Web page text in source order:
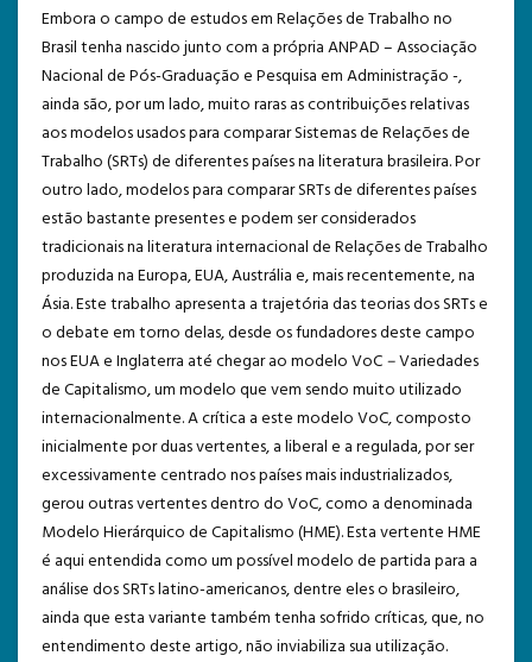
Embora o campo de estudos em Relações de Trabalho no
Brasil tenha nascido junto com a própria ANPAD – Associação
Nacional de Pós-Graduação e Pesquisa em Administração -,
ainda são, por um lado, muito raras as contribuições relativas
aos modelos usados para comparar Sistemas de Relações de
Trabalho (SRTs) de diferentes países na literatura brasileira. Por
outro lado, modelos para comparar SRTs de diferentes países
estão bastante presentes e podem ser considerados
tradicionais na literatura internacional de Relações de Trabalho
produzida na Europa, EUA, Austrália e, mais recentemente, na
Ásia. Este trabalho apresenta a trajetória das teorias dos SRTs e
o debate em torno delas, desde os fundadores deste campo
nos EUA e Inglaterra até chegar ao modelo VoC–Variedades
de Capitalismo, um modelo que vem sendo muito utilizado
internacionalmente. A crítica a este modelo VoC, composto
inicialmente por duas vertentes, a liberal e a regulada, por ser
excessivamente centrado nos países mais industrializados,
gerou outras vertentes dentro do VoC, como a denominada
Modelo Hierárquico de Capitalismo (HME). Esta vertente HME
é aqui entendida como um possível modelo de partida para a
análise dos SRTs latino-americanos, dentre eles o brasileiro,
ainda que esta variante também tenha sofrido críticas, que, no
entendimento deste artigo, não inviabiliza sua utilização.